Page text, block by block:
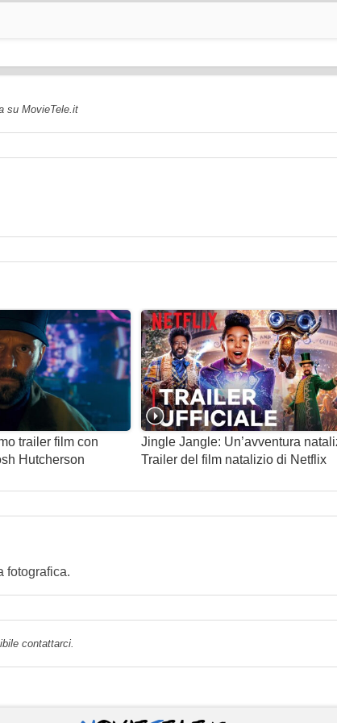
su MovieTele.it
trailer film con
Hutcherson
Jingle Jangle: Un’avventura
Trailer del film natalizio di Netflix
fotografica.
contattarci.